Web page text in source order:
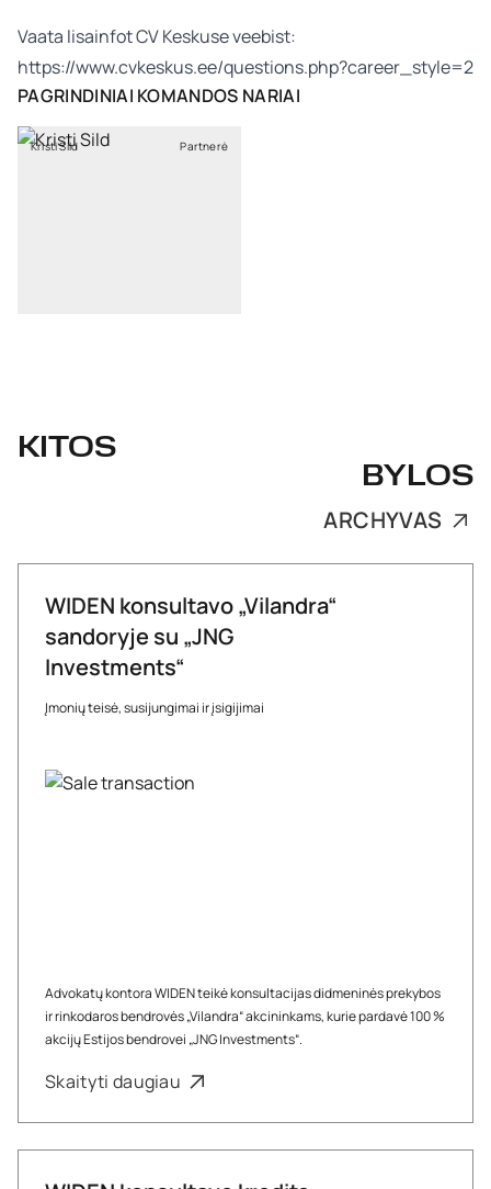
Vaata lisainfot CV Keskuse veebist:
https://www.cvkeskus.ee/questions.php?career_style=2
PAGRINDINIAI KOMANDOS NARIAI
Kristi Sild Partnerė
KITOS
BYLOS
ARCHYVAS
WIDEN konsultavo „Vilandra“
sandoryje su „JNG
Investments“
Įmonių teisė, susijungimai ir įsigijimai
Advokatų kontora WIDEN teikė konsultacijas didmeninės prekybos
ir rinkodaros bendrovės „Vilandra“ akcininkams, kurie pardavė 100 %
akcijų Estijos bendrovei „JNG Investments“.
Skaityti daugiau